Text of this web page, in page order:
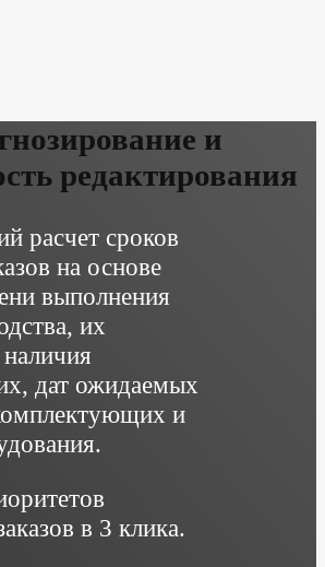
и
редактирования
расчет сроков
на основе
выполнения
их
дат ожидаемых
и
в 3 клика.